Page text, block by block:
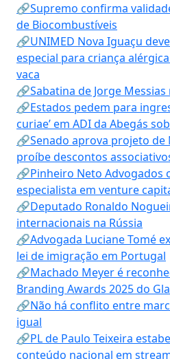
🔗Supremo confirma
de Biocombustíveis
🔗UNIMED Nova Iguaçu
especial para criança
vaca
🔗Sabatina de Jorge Messias
🔗Estados pedem para
curiae’ em ADI da Abegás
🔗Senado aprova projeto
proíbe descontos
🔗Pinheiro Neto Advogados
especialista em venture
🔗Deputado Ronaldo
internacionais na Rússia
🔗Advogada Luciane Tomé
lei de imigração em Portugal
🔗Machado Meyer é
Branding Awards 2025 do
🔗Não há conflito entre
igual
🔗PL de Paulo Teixeira
conteúdo nacional em